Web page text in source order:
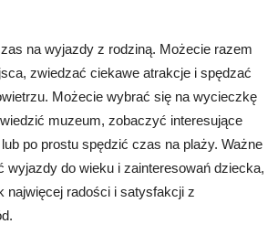
na wyjazdy z rodziną. Możecie razem
zwiedzać ciekawe atrakcje i spędzać
Możecie wybrać się na wycieczkę
muzeum, zobaczyć interesujące
po prostu spędzić czas na plaży. Ważne
wyjazdy do wieku i zainteresowań dziecka,
najwięcej radości i satysfakcji z